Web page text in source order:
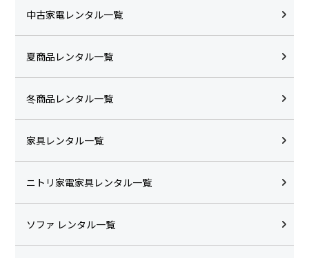
中古家電レンタル一覧
夏商品レンタル一覧
冬商品レンタル一覧
家具レンタル一覧
ニトリ家電家具レンタル一覧
ソファ レンタル一覧